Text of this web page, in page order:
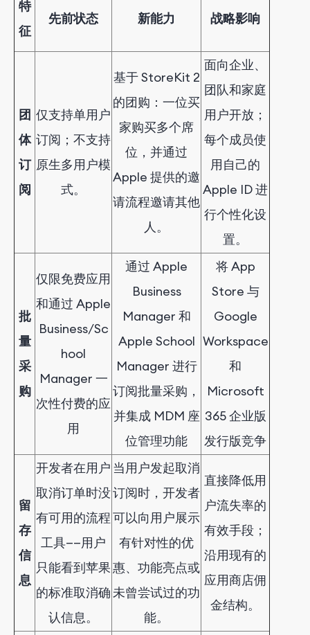
特
征
先前状态 新能力 战略影响
团
体
订
阅
仅支持单用户
订阅；不支持
原生多用户模
式。
基于 StoreKit 2
的团购：一位买
家购买多个席
位，并通过
Apple 提供的邀
请流程邀请其他
人。
面向企业、
团队和家庭
用户开放；
每个成员使
用自己的
Apple ID 进
行个性化设
置。
批
量
采
购
仅限免费应用
和通过 Apple
Business/Sc
hool
Manager 一
次性付费的应
用
通过 Apple
Business
Manager 和
Apple School
Manager 进行
订阅批量采购，
并集成 MDM 座
位管理功能
将 App
Store 与
Google
Workspace
和
Microsoft
365 企业版
发行版竞争
留
存
信
息
开发者在用户
取消订单时没
有可用的流程
工具——用户
只能看到苹果
的标准取消确
认信息。
当用户发起取消
订阅时，开发者
可以向用户展示
有针对性的优
惠、功能亮点或
未曾尝试过的功
能。
直接降低用
户流失率的
有效手段；
沿用现有的
应用商店佣
金结构。